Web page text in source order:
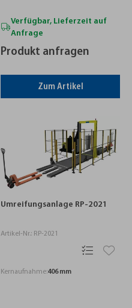
Verfügbar, Lieferzeit auf
Anfrage
Produkt anfragen
Zum Artikel
Umreifungsanlage RP-2021
Artikel-Nr.: RP-2021
Kernaufnahme:406 mm